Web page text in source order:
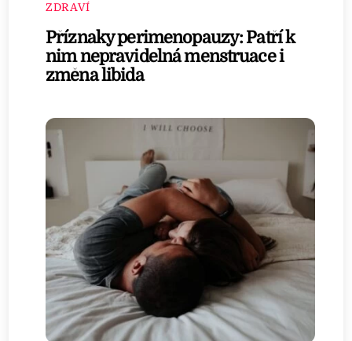
ZDRAVÍ
Příznaky perimenopauzy: Patří k
nim nepravidelná menstruace i
změna libida